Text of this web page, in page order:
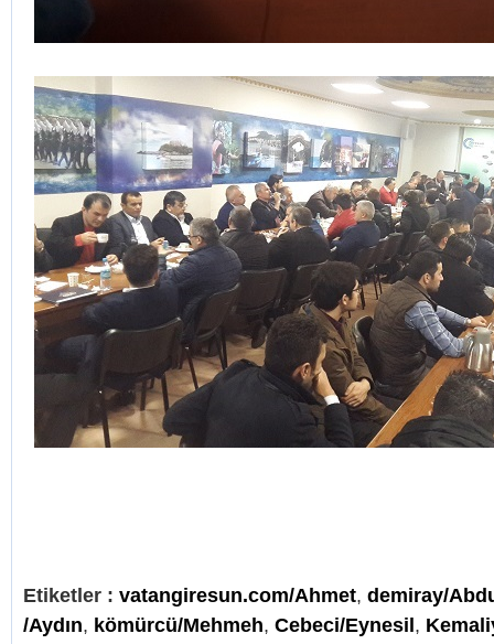
Etiketler : vatangiresun.com/Ahmet, demiray/
/Aydın, kömürcü/Mehmeh, Cebeci/Eynesil,